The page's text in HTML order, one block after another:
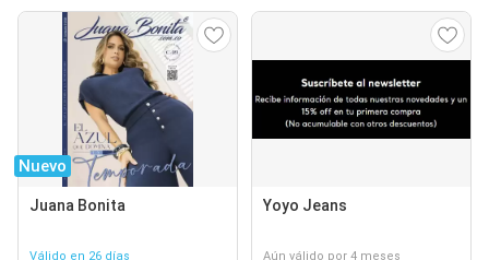
Nuevo
Juana Bonita
Válido en 26 días
Yoyo Jeans
Aún válido por 4 meses